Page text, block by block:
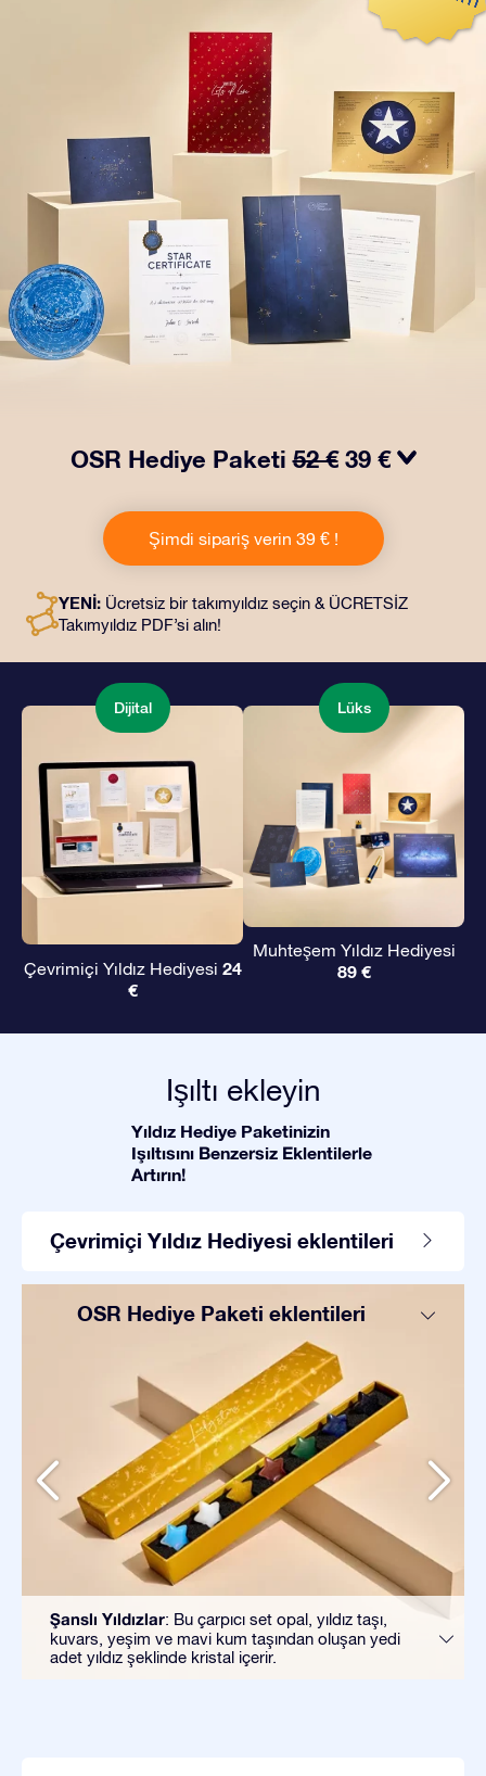
OSR Hediye Paketi52 € 39 €
zarf içinde kişiye özel hazırlanan belgelerin seçtiğiniz
adrese teslimatı ile çevrimiçi belgeler ve uygulamalara
erişim imkanı bu pakete dahildir. Bu, arkadaşlarınıza ve
yoludur.
Şimdi sipariş verin 39 € !
YENİ: Ücretsiz bir takımyıldız seçin & ÜCRETSİZ
Takımyıldız PDF’si alın!
Dijital
Çevrimiçi Yıldız Hediyesi 24
€
Lüks
Muhteşem Yıldız Hediyesi
89 €
Işıltı ekleyin
Yıldız Hediye Paketinizin
Işıltısını Benzersiz Eklentilerle
Artırın!
Çevrimiçi Yıldız Hediyesi eklentileri
OSR Hediye Paketi eklentileri
Şanslı Yıldızlar: Bu çarpıcı set opal, yıldız taşı,
kuvars, yeşim ve mavi kum taşından oluşan yedi
adet yıldız şeklinde kristal içerir.